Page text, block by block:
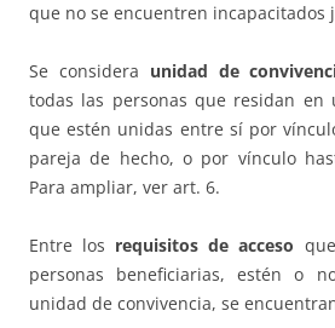
que no se encuentren incapacitados
Se considera unidad de
todas las personas que residan en
que estén unidas entre sí por
pareja de hecho, o por vínculo
Para ampliar, ver art. 6.
Entre los requisitos de acceso
personas beneficiarias, estén o
unidad de convivencia, se